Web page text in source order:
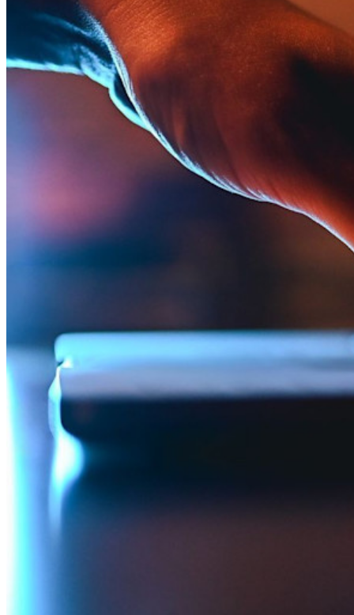
Passwordless.dev とパスキー
わずか数行のコードでパスキーの機能などをアンロッ
開発者ドキュメンテーション
新規Bitwarden Authenticator
価格設定
統合されたTOTP
緊急アクセス
機密データ共有
メールエイリアスの統合
クロスプラットフォームで無制限のデバイス
ビジネスプランのトップ機能
Access Intelligence